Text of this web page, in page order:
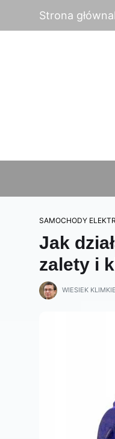
Strona główna
SAMOCHODY
Jak
zalety i
WIESIEK